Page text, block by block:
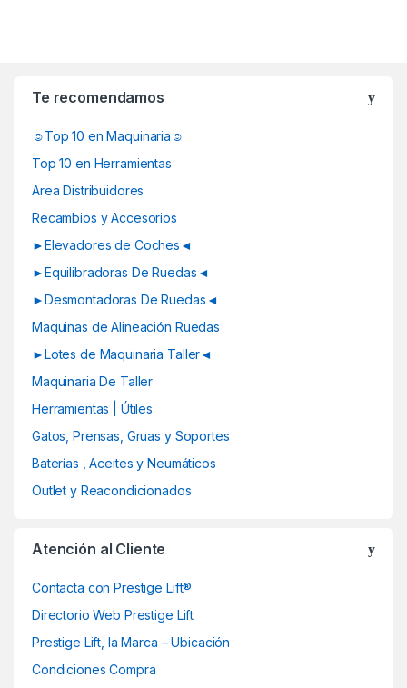
Te recomendamos
☺Top 10 en Maquinaria☺
Top 10 en Herramientas
Area Distribuidores
Recambios y Accesorios
►Elevadores de Coches◄
►Equilibradoras De Ruedas◄
►Desmontadoras De Ruedas◄
Maquinas de Alineación Ruedas
►Lotes de Maquinaria Taller◄
Maquinaria De Taller
Herramientas | Útiles
Gatos, Prensas, Gruas y Soportes
Baterías , Aceites y Neumáticos
Outlet y Reacondicionados
Atención al Cliente
Contacta con Prestige Lift®
Directorio Web Prestige Lift
Prestige Lift, la Marca – Ubicación
Condiciones Compra